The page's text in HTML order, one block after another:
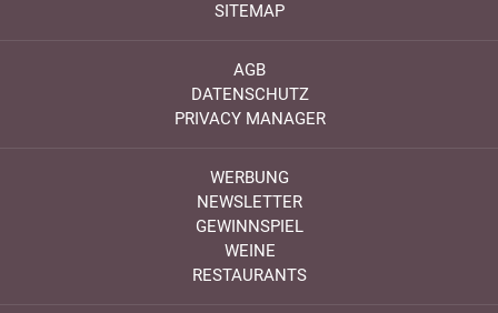
SITEMAP
AGB
DATENSCHUTZ
PRIVACY MANAGER
WERBUNG
NEWSLETTER
GEWINNSPIEL
WEINE
RESTAURANTS